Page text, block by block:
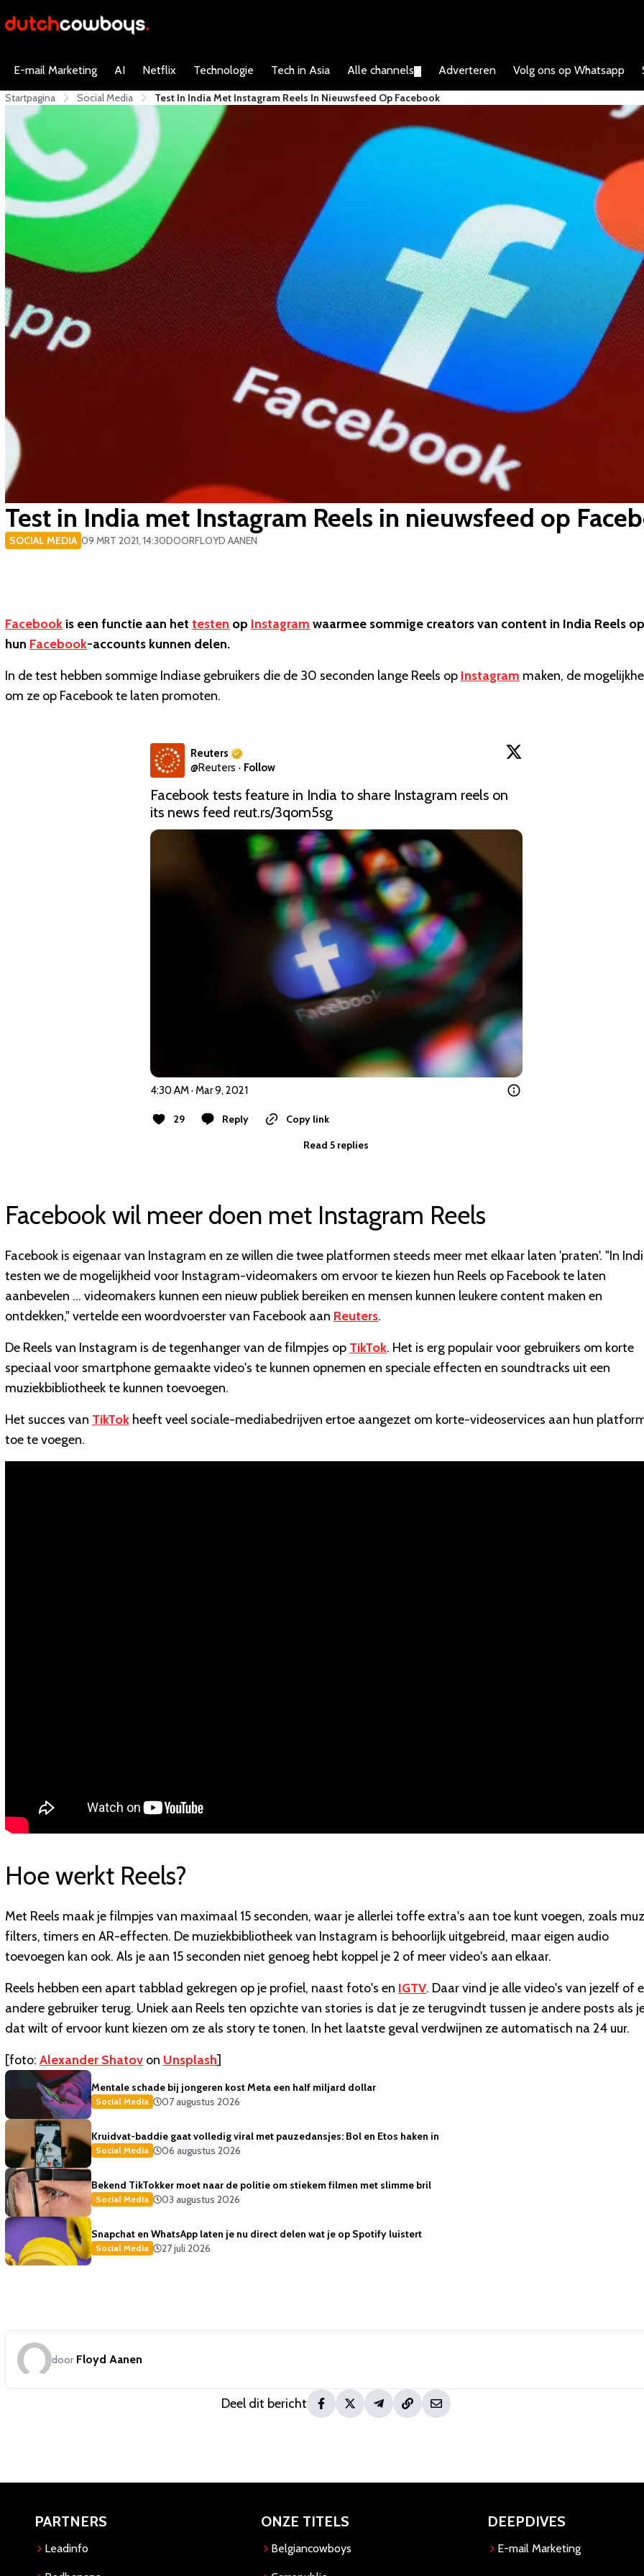
E-mail Marketing AI Netflix Technologie Tech in Asia Alle channels Adverteren Volg ons op Whatsapp
Startpagina Social Media Test In India Met Instagram Reels In Nieuwsfeed Op Facebook
Test in India met Instagram Reels in nieuwsfeed op
SOCIAL MEDIA 09 MRT 2021, 14:30DOORFLOYD AANEN
Facebook is een functie aan het testen op Instagram waarmee sommige creators van content in India Reels op
hun Facebook-accounts kunnen delen.
In de test hebben sommige Indiase gebruikers die de 30 seconden lange Reels op Instagram maken, de
om ze op Facebook te laten promoten.
Reuters
@Reuters · Follow
Facebook tests feature in India to share Instagram reels on
its news feed reut.rs/3qom5sg
4:30 AM · Mar 9, 2021
29 Reply
Copy link
Read 5 replies
Facebook wil meer doen met Instagram Reels
Facebook is eigenaar van Instagram en ze willen die twee platformen steeds meer met elkaar laten 'praten'. "In
testen we de mogelijkheid voor Instagram-videomakers om ervoor te kiezen hun Reels op Facebook te laten
aanbevelen ... videomakers kunnen een nieuw publiek bereiken en mensen kunnen leukere content maken en
ontdekken," vertelde een woordvoerster van Facebook aan Reuters.
De Reels van Instagram is de tegenhanger van de filmpjes op TikTok. Het is erg populair voor gebruikers om korte
speciaal voor smartphone gemaakte video's te kunnen opnemen en speciale effecten en soundtracks uit een
muziekbibliotheek te kunnen toevoegen.
Het succes van TikTok heeft veel sociale-mediabedrijven ertoe aangezet om korte-videoservices aan hun
toe te voegen.
Hoe werkt Reels?
Met Reels maak je filmpjes van maximaal 15 seconden, waar je allerlei toffe extra's aan toe kunt voegen, zoals
filters, timers en AR-effecten. De muziekbibliotheek van Instagram is behoorlijk uitgebreid, maar eigen audio
toevoegen kan ook. Als je aan 15 seconden niet genoeg hebt koppel je 2 of meer video's aan elkaar.
Reels hebben een apart tabblad gekregen op je profiel, naast foto's en IGTV. Daar vind je alle video's van jezelf of
andere gebruiker terug. Uniek aan Reels ten opzichte van stories is dat je ze terugvindt tussen je andere posts als
dat wilt of ervoor kunt kiezen om ze als story te tonen. In het laatste geval verdwijnen ze automatisch na 24 uur.
[foto: Alexander Shatov on Unsplash]
Mentale schade bij jongeren kost Meta een half miljard dollar
Social Media 07 augustus 2026
Kruidvat-baddie gaat volledig viral met pauzedansjes: Bol en Etos haken in
Social Media 06 augustus 2026
Bekend TikTokker moet naar de politie om stiekem filmen met slimme bril
Social Media 03 augustus 2026
Snapchat en WhatsApp laten je nu direct delen wat je op Spotify luistert
Social Media 27 juli 2026
door Floyd Aanen
Deel dit bericht
PARTNERS
Leadinfo
ONZE TITELS
Belgiancowboys
DEEPDIVES
E-mail Marketing